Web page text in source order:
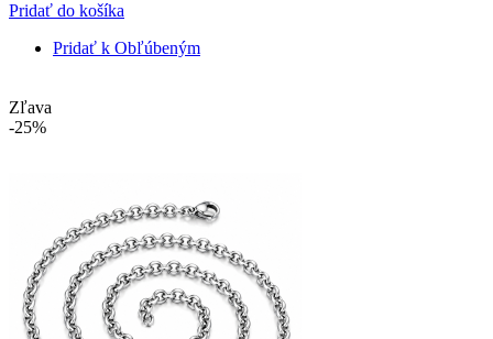
Pridať do košíka
Pridať k Obľúbeným
Zľava
-25%